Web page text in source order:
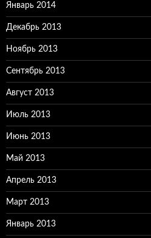
Январь 2014
Декабрь 2013
Ноябрь 2013
Сентябрь 2013
Август 2013
Июль 2013
Июнь 2013
Май 2013
Апрель 2013
Март 2013
Январь 2013